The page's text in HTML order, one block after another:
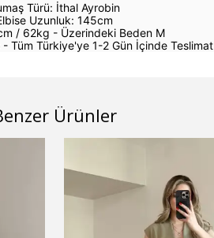
Türü: İthal Ayrobin
Uzunluk: 145cm
/ 62kg - Üzerindeki Beden M
- Tüm Türkiye'ye 1-2 Gün İçinde Teslimat
Ürünler